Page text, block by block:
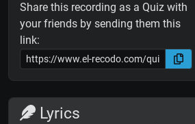
Share this recording as a Quiz with
your friends by sending them this
link:
Lyrics